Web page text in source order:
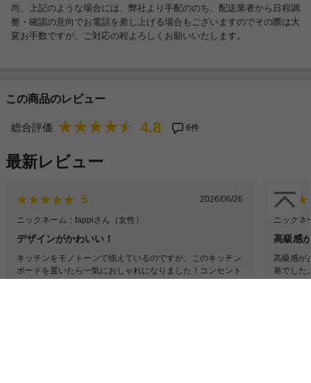
尚、上記のような場合には、弊社より手配ののち、配送業者から日程調
整・確認の意向でお電話を差し上げる場合もございますのでその際は大
変お手数ですが、ご対応の程よろしくお願いいたします。
この商品のレビュー
総合評価 4.8 6件
最新レビュー
5 2026/06/26
ニックネーム：tappiさん （女性）
デザインがかわいい！
キッチンをモノトーンで揃えているのですが、このキッチン
ボードを置いたら一気におしゃれになりました！コンセント
ニックネ
高級感
高級感が
単でした